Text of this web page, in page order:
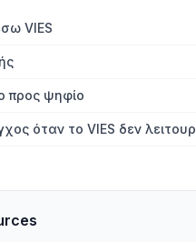
VIES
προς ψηφίο
όταν το VIES δεν